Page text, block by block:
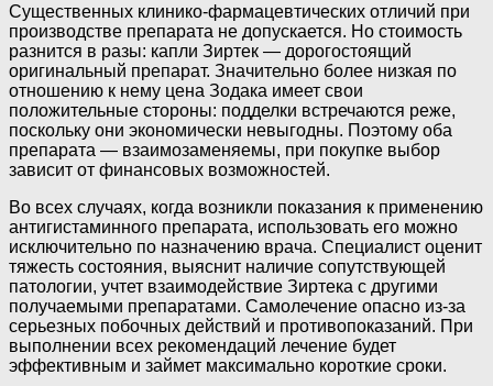
Существенных клинико-фармацевтических отличий при
производстве препарата не допускается. Но стоимость
разнится в разы: капли Зиртек — дорогостоящий
оригинальный препарат. Значительно более низкая по
отношению к нему цена Зодака имеет свои
положительные стороны: подделки встречаются реже,
поскольку они экономически невыгодны. Поэтому оба
препарата — взаимозаменяемы, при покупке выбор
зависит от финансовых возможностей.
Во всех случаях, когда возникли показания к применению
антигистаминного препарата, использовать его можно
исключительно по назначению врача. Специалист оценит
тяжесть состояния, выяснит наличие сопутствующей
патологии, учтет взаимодействие Зиртека с другими
получаемыми препаратами. Самолечение опасно из-за
серьезных побочных действий и противопоказаний. При
выполнении всех рекомендаций лечение будет
эффективным и займет максимально короткие сроки.